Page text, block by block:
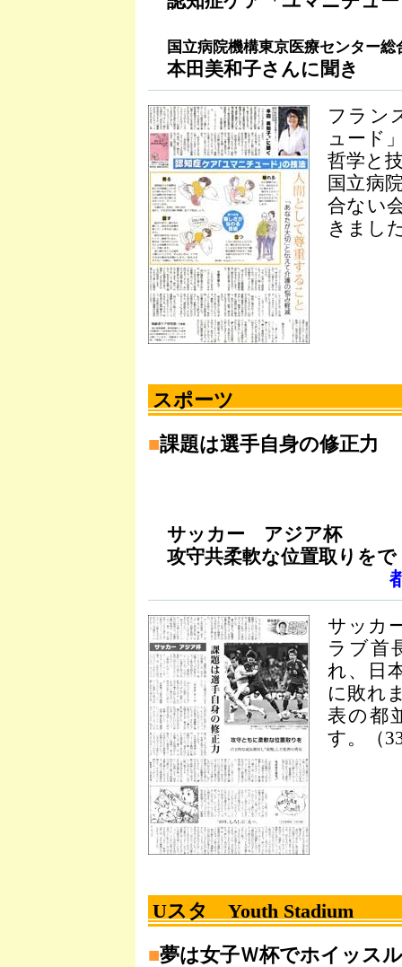
国立病院機構東京医療センター総
本田美和子さんに聞き
フラン
ュード
哲学と
国立病
合ない
きまし
スポーツ
■課題は選手自身の修正力
サッカー アジア杯
攻守共柔軟な位置取りをで
サッカ
ラブ首
れ、日
に敗れ
表の都
す。（
Uスタ Youth Stadium
■夢は女子Ｗ杯でホイッスル